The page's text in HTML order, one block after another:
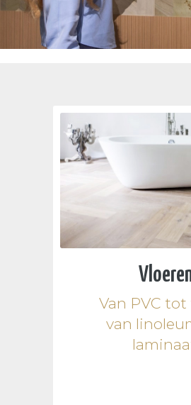
Van PVC
van